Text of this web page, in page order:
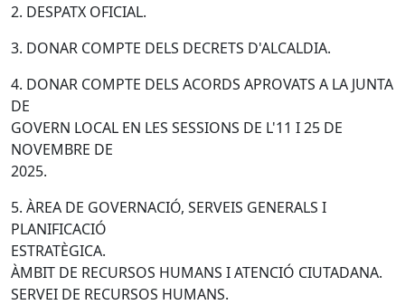
2. DESPATX OFICIAL.
3. DONAR COMPTE DELS DECRETS D'ALCALDIA.
4. DONAR COMPTE DELS ACORDS APROVATS A LA JUNTA
DE
GOVERN LOCAL EN LES SESSIONS DE L'11 I 25 DE
NOVEMBRE DE
2025.
5. ÀREA DE GOVERNACIÓ, SERVEIS GENERALS I
PLANIFICACIÓ
ESTRATÈGICA.
ÀMBIT DE RECURSOS HUMANS I ATENCIÓ CIUTADANA.
SERVEI DE RECURSOS HUMANS.